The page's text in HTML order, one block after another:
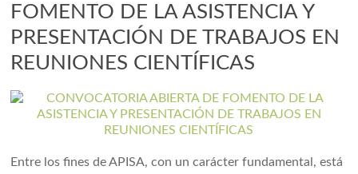
FOMENTO DE LA ASISTENCIA Y
PRESENTACIÓN DE TRABAJOS EN
REUNIONES CIENTÍFICAS
Entre los fines de APISA, con un carácter fundamental, está